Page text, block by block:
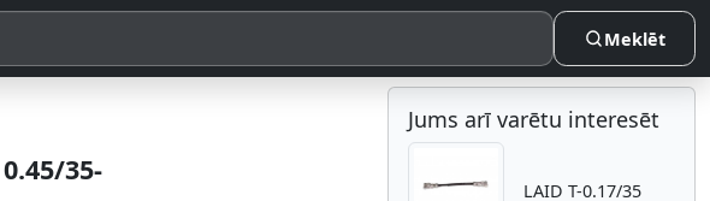
Meklēt
35-
Jums arī varētu interesēt
LAID T-0.17/35